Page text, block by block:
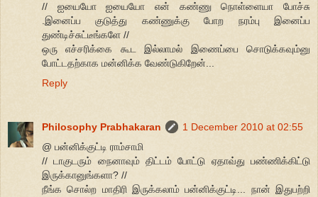
// ஐயையோ ஐயையோ என் கண்ணு நொள்ளையா போச்சு
.இனைப்ப குடுத்து கண்ணுக்கு போற நரம்பு இனைப்ப
துண்டிச்சுட்டீங்களே //
ஒரு எச்சரிக்கை கூட இல்லாமல் இணைப்பை சொடுக்கவும்னு
போட்டதற்காக மன்னிக்க வேண்டுகிறேன்...
Reply
Philosophy Prabhakaran
1 December 2010 at 02:55
@ பன்னிக்குட்டி ராம்சாமி
// டாகுடரும் நைனாவும் திட்டம் போட்டு ஏதாவ்து பண்ணிக்கிட்டு
இருக்கானுங்களா? //
நீங்க சொல்ற மாதிரி இருக்கலாம் பன்னிக்குட்டி... நான் இதுபற்றி